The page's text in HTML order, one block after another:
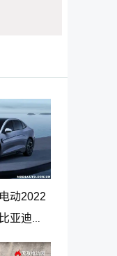
动2022
亚迪海
万起